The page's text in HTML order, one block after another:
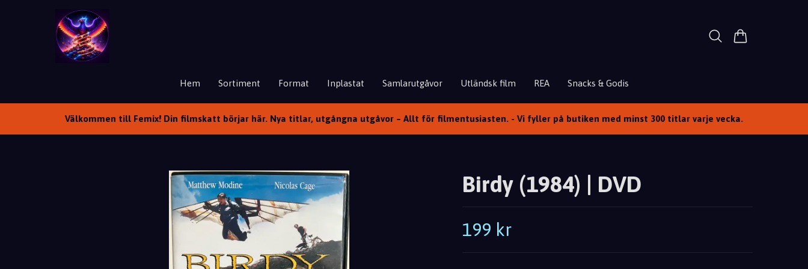
Hem Sortiment Format Inplastat Samlarutgåvor Utländsk film REA Snacks & Godis
Välkommen till Femix! Din filmskatt börjar här. Nya titlar, utgångna utgåvor – Allt för filmentusiasten. - Vi fyller på butiken med minst 300 titlar varje vecka.
Birdy (1984) | DVD
199 kr